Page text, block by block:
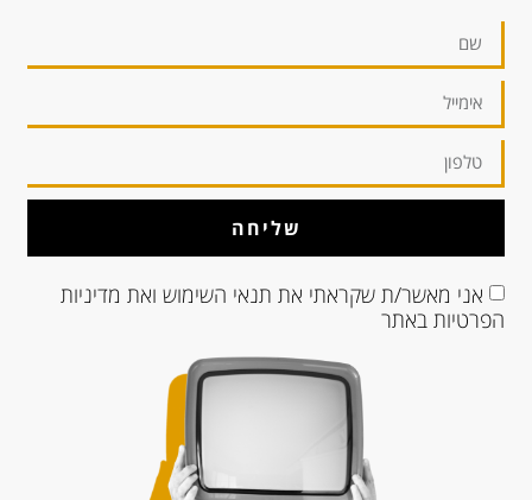
אני מאשר/ת שקראתי את תנאי השימוש ואת מדיניות
הפרטיותבאתר
שליחה